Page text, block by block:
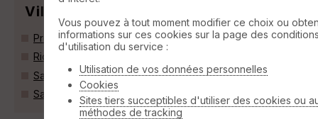
Villes
Prémian (34390)
Riols (34220)
Saint-Étienne-d'Albagnan (34390)
Saint-Pons-de-Thomières (34220)
Vous pouvez à tout moment modifier ce choix ou
informations sur ces cookies sur la page des
d'utilisation du service :
Utilisation de vos données personnelles
Cookies
Sites tiers succeptibles d'utiliser des cookies ou
méthodes de tracking